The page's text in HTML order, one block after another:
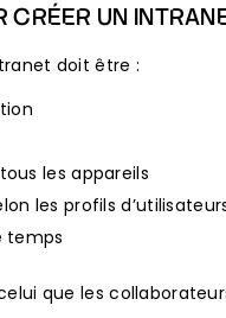
CRÉER UN
doit être :
les appareils
les profils
temps
que les